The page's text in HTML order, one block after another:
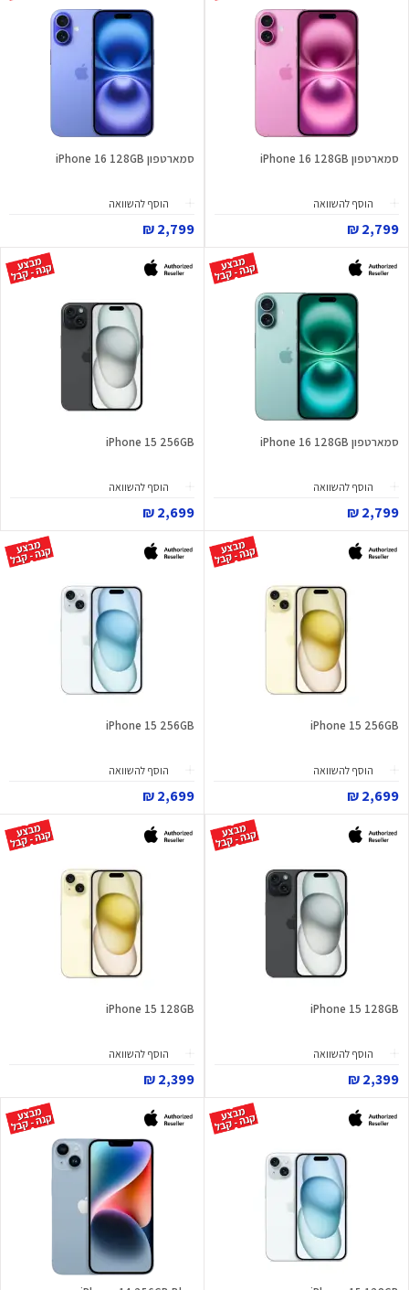
סמארטפון iPhone 16 128GB
הוסף להשוואה
2,799 ₪
סמארטפון iPhone 16 128GB
הוסף להשוואה
2,799 ₪
סמארטפון iPhone 16 128GB
הוסף להשוואה
2,799 ₪
iPhone 15 256GB
הוסף להשוואה
2,699 ₪
iPhone 15 256GB
הוסף להשוואה
2,699 ₪
iPhone 15 256GB
הוסף להשוואה
2,699 ₪
iPhone 15 128GB
הוסף להשוואה
2,399 ₪
iPhone 15 128GB
הוסף להשוואה
2,399 ₪